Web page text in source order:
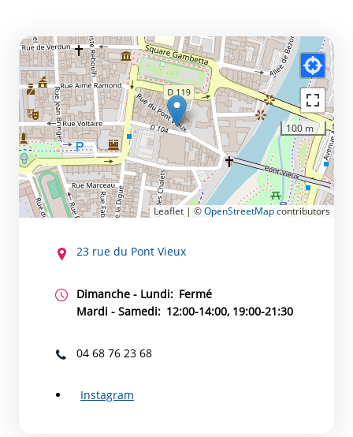
100 m
Leaflet | ©OpenStreetMapcontributors
23 rue du Pont Vieux
Dimanche - Lundi: Fermé
Mardi - Samedi: 12:00-14:00, 19:00-21:30
04 68 76 23 68
Instagram